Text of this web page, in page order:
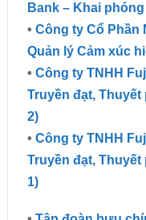
Bank – Khai
• Công ty Cổ Phần
Quản lý Cảm xúc
• Công ty TNHH
Truyền đạt,
2)
• Công ty TNHH
Truyền đạt,
1)